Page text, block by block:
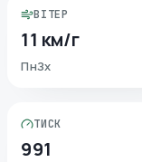
ВІТЕР
11 км/г
ПнЗх
ТИСК
991